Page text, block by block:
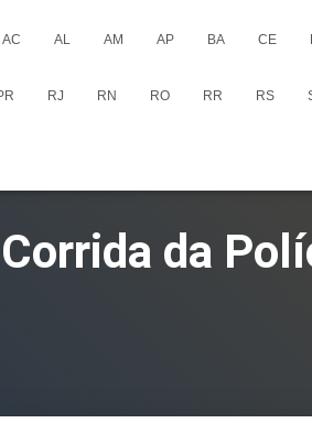
AC AL AM AP BA CE
RJ RN RO RR RS
da